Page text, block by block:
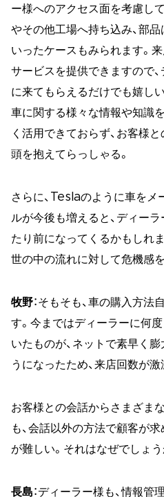
ー様へのアクセス面を考慮し
やその他工場へ持ち込み、部
いったケースもみられます。
サービスを提供できますので
に来てもらえるだけでも嬉し
車に関する様々な情報や知識
く活用できておらず、お客様
頭を抱えてらっしゃる。
さらに、Teslaのように車をメ
ルが今後も増えると、ディー
たり前になってくるかもしれ
世の中の流れに対して危機感
牧野：そもそも、車の購入方
す。今まではディーラーに何
いたものが、ネットで素早く
うになったため、来店回数が激
お客様との会話からさまざま
も、会話以外の方法で顧客が
が難しい。それはなぜでしょう
長島：ディーラー様も、情報